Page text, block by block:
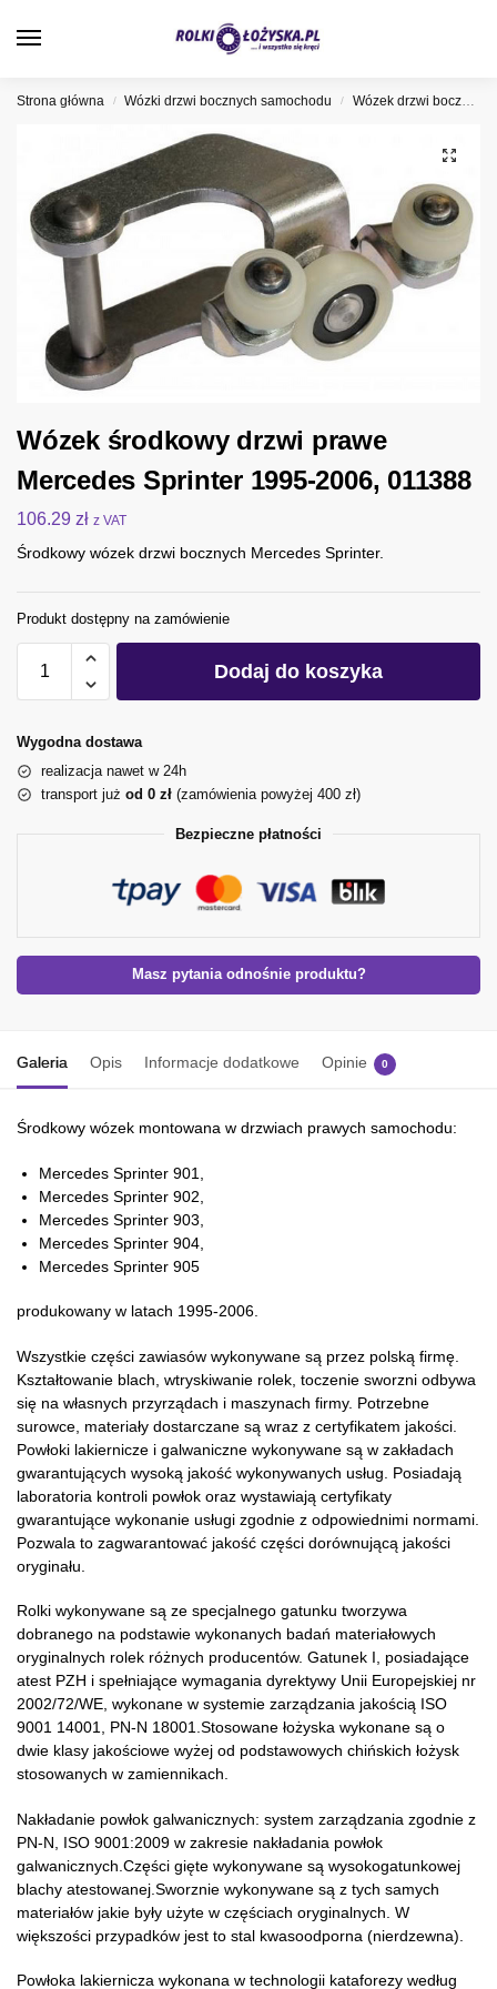
Strona główna / Wózki drzwi bocznych samochodu / Wózek drzwi bocznych Mercedes
Wózek środkowy drzwi prawe
Mercedes Sprinter 1995-2006, 011388
106.29 zł z VAT
Środkowy wózek drzwi bocznych Mercedes Sprinter.
Produkt dostępny na zamówienie
Dodaj do koszyka
Wygodna dostawa
realizacja nawet w 24h
transport już od 0 zł (zamówienia powyżej 400 zł)
Bezpieczne płatności
Masz pytania odnośnie produktu?
Galeria Opis Informacje dodatkowe Opinie 0
Środkowy wózek montowana w drzwiach prawych samochodu:
Mercedes Sprinter 901,
Mercedes Sprinter 902,
Mercedes Sprinter 903,
Mercedes Sprinter 904,
Mercedes Sprinter 905
produkowany w latach 1995-2006.
Wszystkie części zawiasów wykonywane są przez polską firmę.
Kształtowanie blach, wtryskiwanie rolek, toczenie sworzni odbywa
się na własnych przyrządach i maszynach firmy. Potrzebne
surowce, materiały dostarczane są wraz z certyfikatem jakości.
Powłoki lakiernicze i galwaniczne wykonywane są w zakładach
gwarantujących wysoką jakość wykonywanych usług. Posiadają
laboratoria kontroli powłok oraz wystawiają certyfikaty
gwarantujące wykonanie usługi zgodnie z odpowiednimi normami.
Pozwala to zagwarantować jakość części dorównującą jakości
oryginału.
Rolki wykonywane są ze specjalnego gatunku tworzywa
dobranego na podstawie wykonanych badań materiałowych
oryginalnych rolek różnych producentów. Gatunek I, posiadające
atest PZH i spełniające wymagania dyrektywy Unii Europejskiej nr
2002/72/WE, wykonane w systemie zarządzania jakością ISO
9001 14001, PN-N 18001.Stosowane łożyska wykonane są o
dwie klasy jakościowe wyżej od podstawowych chińskich łożysk
stosowanych w zamiennikach.
Nakładanie powłok galwanicznych: system zarządzania zgodnie z
PN-N, ISO 9001:2009 w zakresie nakładania powłok
galwanicznych.Części gięte wykonywane są wysokogatunkowej
blachy atestowanej.Sworznie wykonywane są z tych samych
materiałów jakie były użyte w częściach oryginalnych. W
większości przypadków jest to stal kwasoodporna (nierdzewna).
Powłoka lakiernicza wykonana w technologii kataforezy według